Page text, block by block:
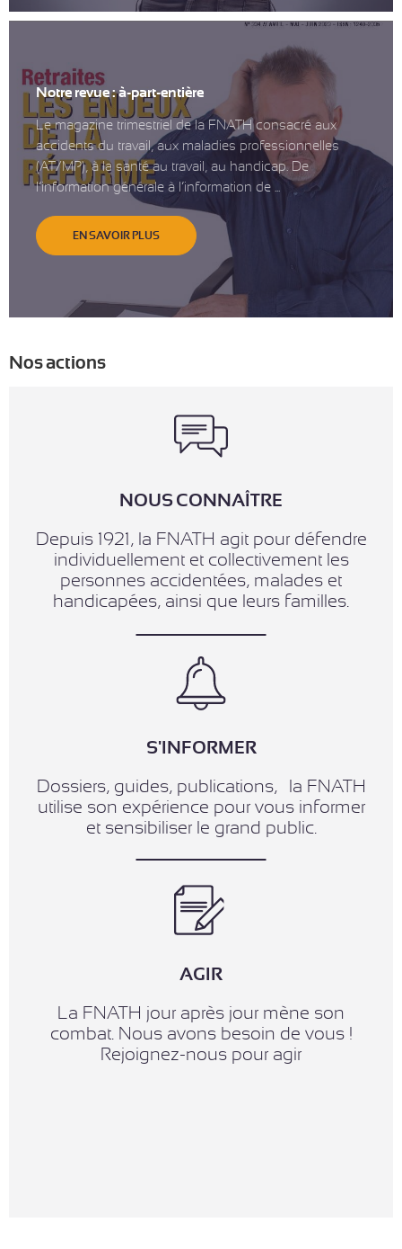
Notre revue : à-part-entière
Le magazine trimestriel de la FNATH consacré aux
accidents du travail, aux maladies professionnelles
(AT/MP), à la santé au travail, au handicap. De
l’information générale à l’information de ...
EN SAVOIR PLUS
Nos actions
NOUS CONNAÎTRE
Depuis 1921, la FNATH agit pour défendre
individuellement et collectivement les
personnes accidentées, malades et
handicapées, ainsi que leurs familles.
S'INFORMER
Dossiers, guides, publications,… la FNATH
utilise son expérience pour vous informer
et sensibiliser le grand public.
AGIR
La FNATH jour après jour mène son
combat. Nous avons besoin de vous !
Rejoignez-nous pour agir